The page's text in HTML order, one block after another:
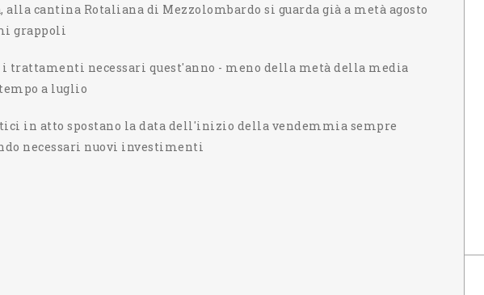
cantina Rotaliana di Mezzolombardo si guarda già a metà agosto
grappoli
trattamenti necessari quest'anno - meno della metà della media
a luglio
in atto spostano la data dell'inizio della vendemmia sempre
necessari nuovi investimenti